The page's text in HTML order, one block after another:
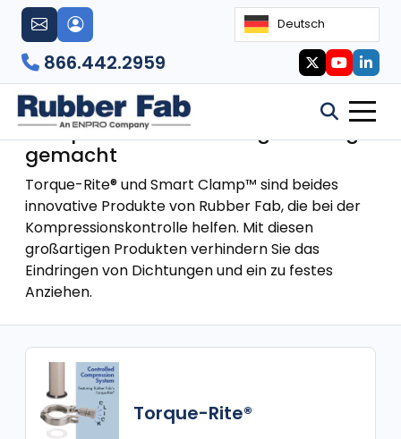
Deutsch
866.442.2959
Torque-Rite®
Kompressionssteuerung – richtig
gemacht
Torque-Rite® und Smart Clamp™ sind beides
innovative Produkte von Rubber Fab, die bei der
Kompressionskontrolle helfen. Mit diesen
großartigen Produkten verhindern Sie das
Eindringen von Dichtungen und ein zu festes
Anziehen.
Torque-Rite®